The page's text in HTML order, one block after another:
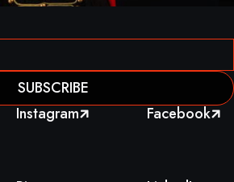
Instagram Facebook